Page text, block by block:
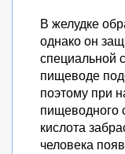
В желудке
однако он
специальной
пищеводе
поэтому при
пищеводного
кислота
человека